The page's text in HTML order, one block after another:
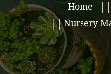
Home
Nursery